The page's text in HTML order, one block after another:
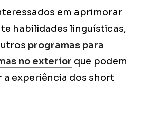
em aprimorar
habilidades linguísticas,
programas para
no exterior que podem
experiência dos short